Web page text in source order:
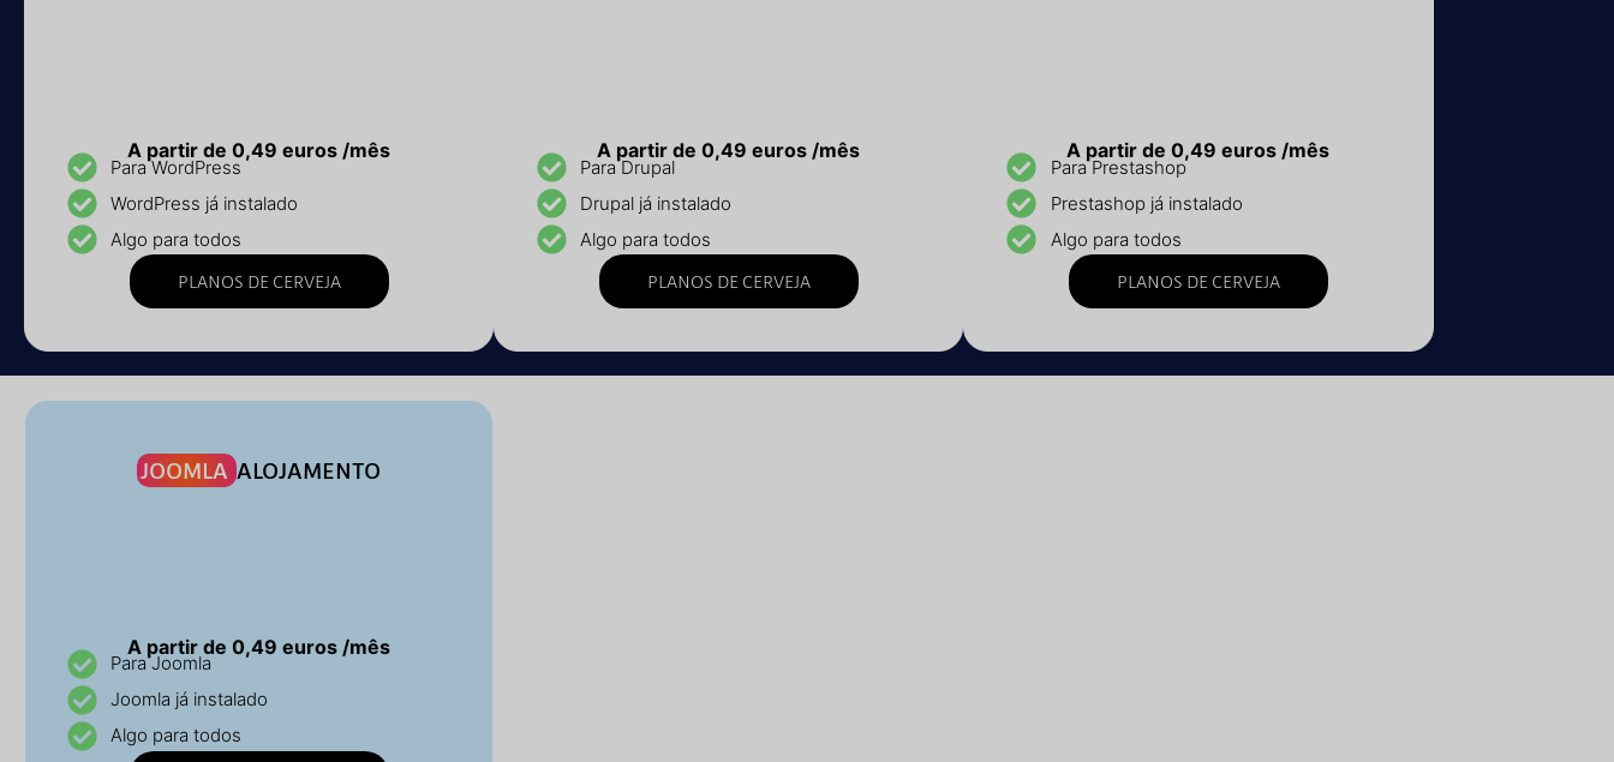
A partir de 0,49 euros /mês
Para WordPress
WordPress já instalado
Algo para todos
PLANOS DE CERVEJA
A partir de 0,49 euros /mês
Para Drupal
Drupal já instalado
Algo para todos
PLANOS DE CERVEJA
A partir de 0,49 euros /mês
Para Prestashop
Prestashop já instalado
Algo para todos
PLANOS DE CERVEJA
JOOMLA ALOJAMENTO
A partir de 0,49 euros /mês
Para Joomla
Joomla já instalado
Algo para todos